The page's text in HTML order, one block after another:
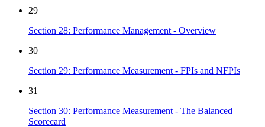
29
Section 28: Performance Management - Overview
30
Section 29: Performance Measurement - FPIs and NFPIs
31
Section 30: Performance Measurement - The Balanced
Scorecard